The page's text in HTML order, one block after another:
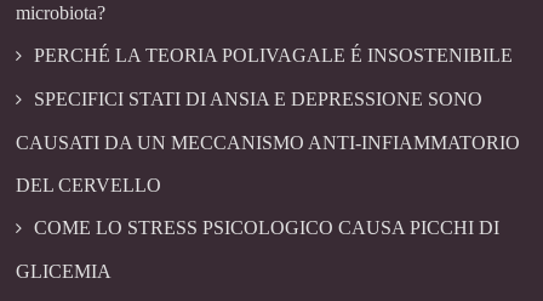
microbiota?
PERCHÉ LA TEORIA POLIVAGALE É INSOSTENIBILE
SPECIFICI STATI DI ANSIA E DEPRESSIONE SONO
CAUSATI DA UN MECCANISMO ANTI-INFIAMMATORIO
DEL CERVELLO
COME LO STRESS PSICOLOGICO CAUSA PICCHI DI
GLICEMIA